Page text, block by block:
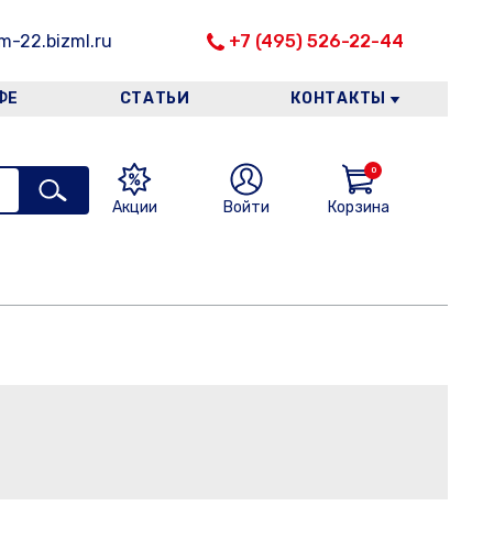
22.bizml.ru +7 (495) 526-22-44
СТАТЬИ КОНТАКТЫ
Акции Войти Корзина
0